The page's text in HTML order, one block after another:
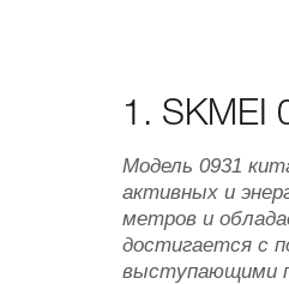
1. SKMEI
Модель 0931
активных и
метров и
достигается с
выступающими